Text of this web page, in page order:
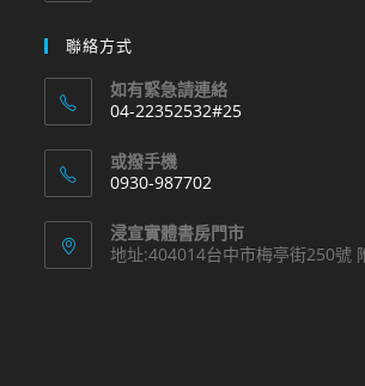
聯絡方式
如有緊急請連絡
04-22352532#25
in
your
application
或撥手機
0930-987702
in
your
浸宣實體書房門市
地址:404014台中市梅亭街250號